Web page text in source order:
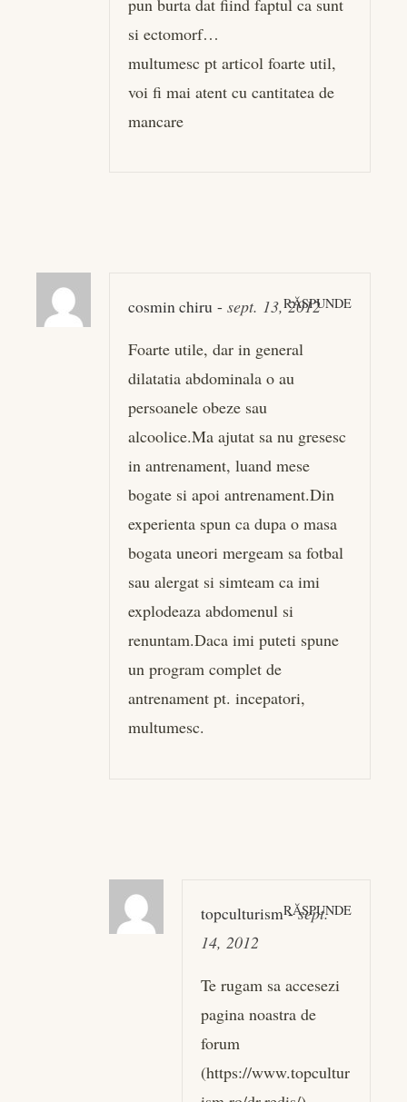
si ectomorf…
multumesc pt articol foarte util,
voi fi mai atent cu cantitatea de
mancare
cosmin chiru - sept. 13, 2012
RĂSPUNDE
Foarte utile, dar in general
dilatatia abdominala o au
persoanele obeze sau
alcoolice.Ma ajutat sa nu gresesc
in antrenament, luand mese
bogate si apoi antrenament.Din
experienta spun ca dupa o masa
bogata uneori mergeam sa fotbal
sau alergat si simteam ca imi
explodeaza abdomenul si
renuntam.Daca imi puteti spune
un program complet de
antrenament pt. incepatori,
multumesc.
topculturism-sept.
14, 2012
RĂSPUNDE
Te rugam sa accesezi
pagina noastra de
forum
(https://www.topcultur